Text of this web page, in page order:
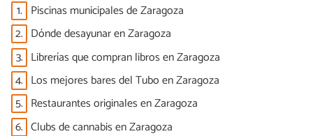
1. Piscinas municipales de Zaragoza
2. Dónde desayunar en Zaragoza
3. Librerías que compran libros en Zaragoza
4. Los mejores bares del Tubo en Zaragoza
5. Restaurantes originales en Zaragoza
6. Clubs de cannabis en Zaragoza